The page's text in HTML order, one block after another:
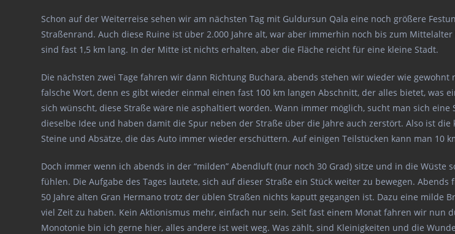
Schon auf der Weiterreise sehen wir am nächsten Tag mit Guldursun Qala eine noch größere
Straßenrand. Auch diese Ruine ist über 2.000 Jahre alt, war aber immerhin noch bis zum
sind fast 1,5 km lang. In der Mitte ist nichts erhalten, aber die Fläche reicht für eine kleine Stadt.
Die nächsten zwei Tage fahren wir dann Richtung Buchara, abends stehen wir wieder wie
falsche Wort, denn es gibt wieder einmal einen fast 100 km langen Abschnitt, der alles bietet, was
sich wünscht, diese Straße wäre nie asphaltiert worden. Wann immer möglich, sucht man sich
dieselbe Idee und haben damit die Spur neben der Straße über die Jahre auch zerstört. Also ist
Steine und Absätze, die das Auto immer wieder erschüttern. Auf einigen Teilstücken kann man 10
Doch immer wenn ich abends in der “milden” Abendluft (nur noch 30 Grad) sitze und in die
fühlen. Die Aufgabe des Tages lautete, sich auf dieser Straße ein Stück weiter zu bewegen.
50 Jahre alten Gran Hermano trotz der üblen Straßen nichts kaputt gegangen ist. Dazu eine
viel Zeit zu haben. Kein Aktionismus mehr, einfach nur sein. Seit fast einem Monat fahren wir nun
Monotonie bin ich gerne hier, alles andere ist weit weg. Was zählt, sind Kleinigkeiten und die